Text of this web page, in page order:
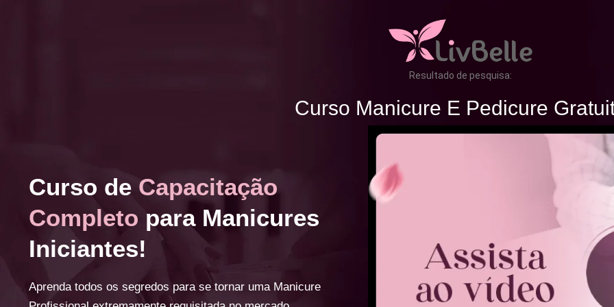
Resultado de pesquisa:
Curso Manicure E Pedicure
Curso de Capacitação
Completo para Manicures
Iniciantes!
Aprenda todos os segredos para se tornar uma Manicure